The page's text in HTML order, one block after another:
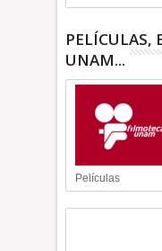
PELÍCULAS,
UNAM...
Películas